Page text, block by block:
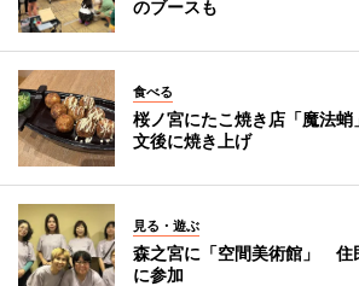
のブースも
食べる
桜ノ宮にたこ焼き店「魔法
文後に焼き上げ
見る・遊ぶ
森之宮に「空間美術館」 住
に参加